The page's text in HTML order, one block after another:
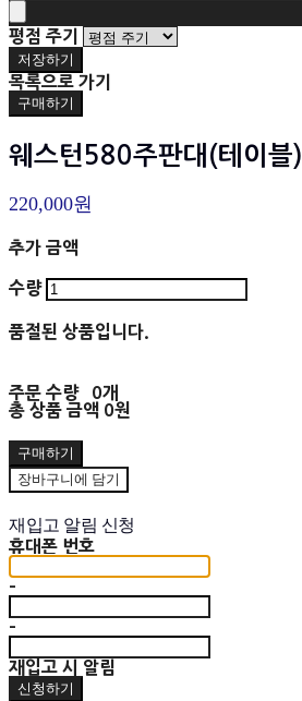
평점 주기
저장하기
목록으로 가기
구매하기
웨스턴580주판대(테이블)
220,000원
추가 금액
수량
품절된 상품입니다.
주문 수량
0개
총 상품 금액 0원
구매하기
장바구니에 담기
재입고 알림 신청
휴대폰 번호
-
-
재입고 시 알림
신청하기